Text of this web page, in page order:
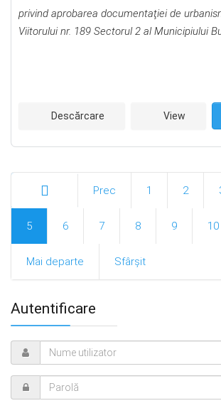
privind aprobarea documentaţiei de
Viitorului nr. 189 Sectorul 2 al Municipiului
Descărcare View
Prec 1 2
5 6 7 8 9 10
Mai departe Sfârșit
Autentificare